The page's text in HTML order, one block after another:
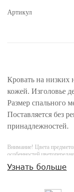
Артикул
Кровать на низких
кожей. Изголовье
Размер спального
Поставляется без
принадлежностей.
Внимание! Цвета
особенностей
Узнать больше